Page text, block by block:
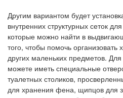
Другим вариантом будет
внутренних структурных сеток
которые можно найти в
того, чтобы помочь
других маленьких предметов.
можете иметь специальные
туалетных столиков,
для хранения фена, щипцов для